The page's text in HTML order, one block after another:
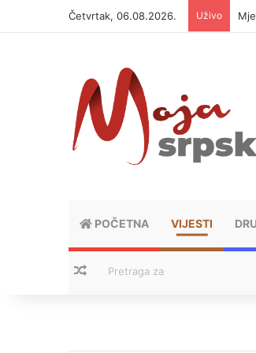
Četvrtak, 06.08.2026. Uživo
POČETNA VIJESTI
Nasumični tekstovi